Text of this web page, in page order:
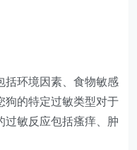
括环境因素、食物敏感
狗的特定过敏类型对于
过敏反应包括瘙痒、肿